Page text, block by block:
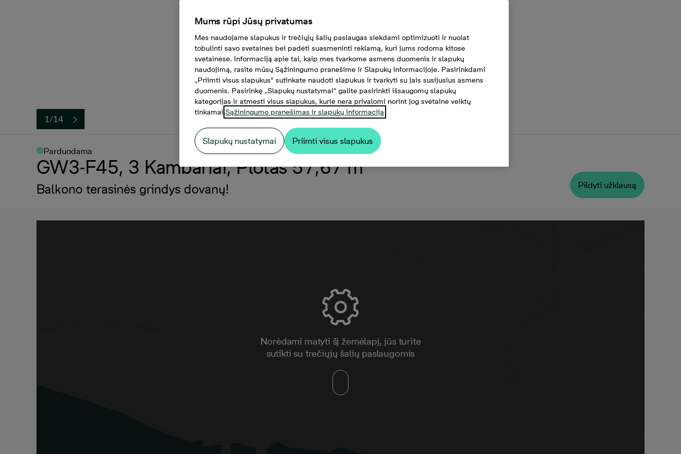
1/14
Parduodama
GW3-F45, 3 Kambariai, Plotas 57,67 m²
Balkono terasinės grindys dovanų! Pildyti užklausą
Norėdami matyti šį žemėlapį, jūs turite
sutikti su trečiųjų šalių paslaugomis
Mums rūpi Jūsų privatumas
Mes naudojame slapukus ir trečiųjų šalių paslaugas siekdami optimizuoti ir nuolat
tobulinti savo svetaines bei padėti suasmeninti reklamą, kuri jums rodoma kitose
svetainėse. Informaciją apie tai, kaip mes tvarkome asmens duomenis ir slapukų
naudojimą, rasite mūsų Sąžiningumo pranešime ir Slapukų informacijoje. Pasirinkdami
„Priimti visus slapukus“ sutinkate naudoti slapukus ir tvarkyti su jais susijusius asmens
duomenis. Pasirinkę „Slapukų nustatymai“ galite pasirinkti išsaugomų slapukų
kategorijas ir atmesti visus slapukus, kurie nėra privalomi norint jog svetainė veiktų
tinkamai.Sąžiningumo pranešimas ir slapukų informacija
Slapukų nustatymai Priimti visus slapukus